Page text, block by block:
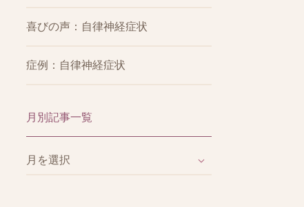
喜びの声：自律神経症状
症例：自律神経症状
月別記事一覧